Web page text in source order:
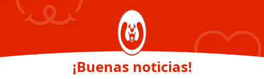
¡Buenas noticias!